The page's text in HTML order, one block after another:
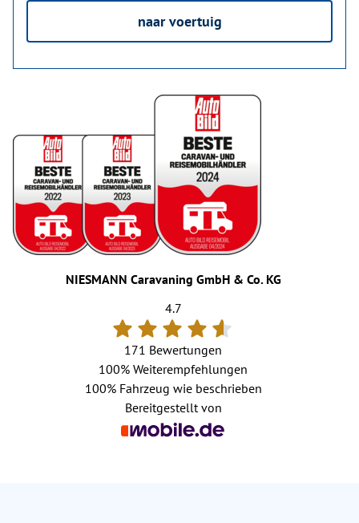
naar voertuig
NIESMANN Caravaning GmbH & Co. KG
4.7
171 Bewertungen
100% Weiterempfehlungen
100%Fahrzeug wie beschrieben
Bereitgestellt von